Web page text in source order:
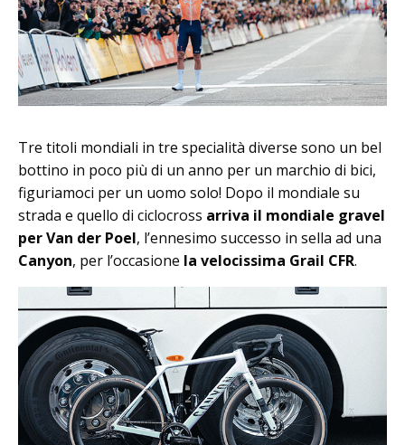
Tre titoli mondiali in tre specialità diverse sono un bel
bottino in poco più di un anno per un marchio di bici,
figuriamoci per un uomo solo! Dopo il mondiale su
strada e quello di ciclocross arriva il mondiale gravel
per Van der Poel, l’ennesimo successo in sella ad una
Canyon, per l’occasione la velocissima Grail CFR.